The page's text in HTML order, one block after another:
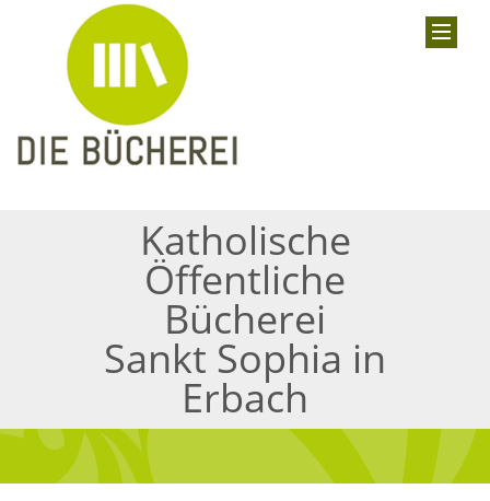
Katholische
Öffentliche
Bücherei
Sankt Sophia in
Erbach